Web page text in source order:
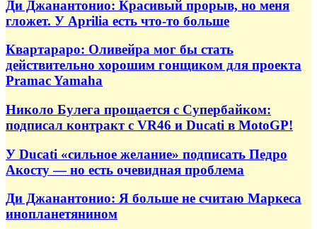
Ди Джанантонио: Красивый прорыв, но меня
гложет. У Aprilia есть что-то больше
Квартараро: Оливейра мог бы стать
действительно хорошим гонщиком для проекта
Pramac Yamaha
Николо Булега прощается с Супербайком:
подписал контракт с VR46 и Ducati в MotoGP!
У Ducati «сильное желание» подписать Педро
Акосту — но есть очевидная проблема
Ди Джанантонио: Я больше не считаю Маркеса
инопланетянином